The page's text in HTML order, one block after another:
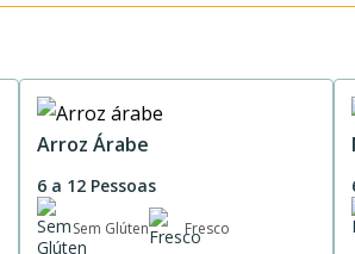
Arroz Árabe
6 a 12 Pessoas
Sem Glúten Fresco